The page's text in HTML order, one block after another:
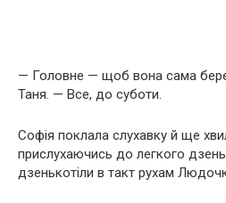
— Головне — щоб вона сама
Таня. — Все, до суботи.
Софія поклала слухавку й ще
прислухаючись до легкого
дзенькотіли в такт рухам